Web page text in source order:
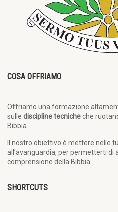
COSA OFFRIAMO
Offriamo una formazione
sulle discipline tecnicheche
Bibbia.
Il nostro obiettivo è mettere nelle
all’avanguardia, per permetterti di
comprensione della Bibbia.
SHORTCUTS